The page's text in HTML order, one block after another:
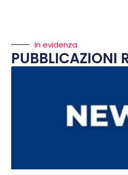
In evidenza
PUBBLICAZIONI